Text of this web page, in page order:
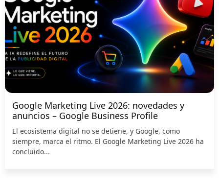
Google Marketing Live 2026: novedades y
anuncios – Google Business Profile
El ecosistema digital no se detiene, y Google, como
siempre, marca el ritmo. El Google Marketing Live 2026 ha
concluido...